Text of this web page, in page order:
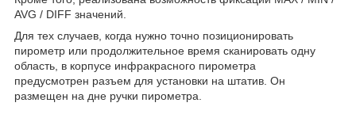
AVG / DIFF значений.
Для тех случаев, когда нужно точно позиционировать
пирометр или продолжительное время сканировать одну
область, в корпусе инфракрасного пирометра
предусмотрен разъем для установки на штатив. Он
размещен на дне ручки пирометра.